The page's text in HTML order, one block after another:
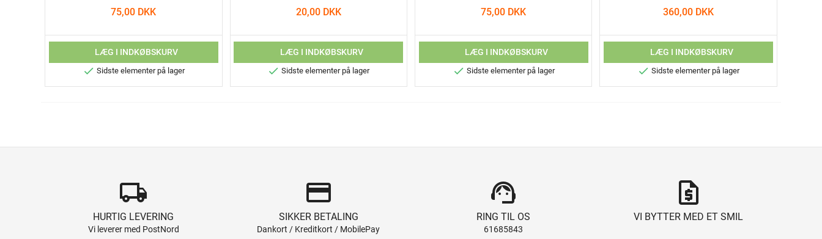
75,00 DKK
LÆG I INDKØBSKURV
 Sidste elementer på lager
20,00 DKK
LÆG I INDKØBSKURV
 Sidste elementer på lager
75,00 DKK
LÆG I INDKØBSKURV
 Sidste elementer på lager
360,00 DKK
LÆG I INDKØBSKURV
 Sidste elementer på lager
local_shipping
HURTIG LEVERING
Vi leverer med PostNord
credit_card
SIKKER BETALING
Dankort / Kreditkort / MobilePay
support_agent
RING TIL OS
61685843
request_quote
VI BYTTER MED ET SMIL